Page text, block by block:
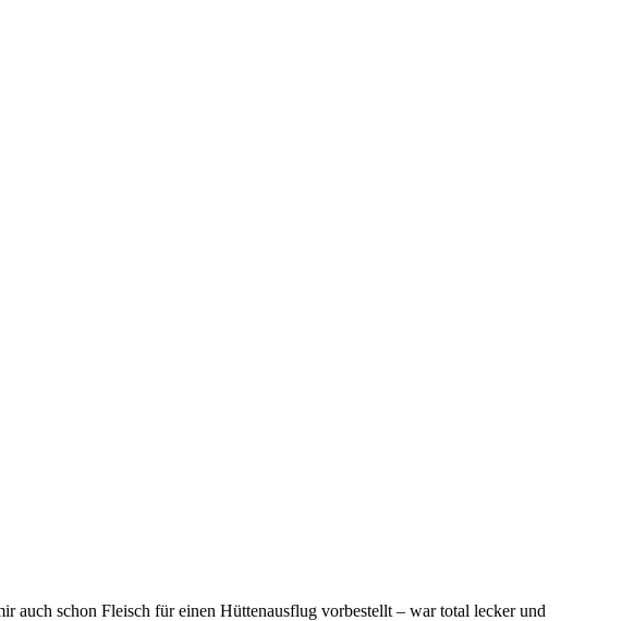
auch schon Fleisch für einen Hüttenausflug vorbestellt – war total lecker und